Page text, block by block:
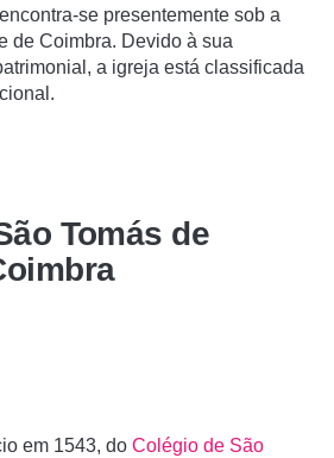
se presentemente sob a
de Coimbra. Devido à sua
a igreja está classificada
Tomás de
em 1543, do Colégio de São